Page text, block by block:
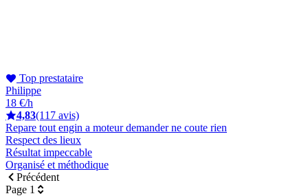
Top prestataire
Philippe
18 €/h
4,83(117 avis)
Repare tout engin a moteur demander ne coute rien
Respect des lieux
Résultat impeccable
Organisé et méthodique
Précédent
Page 1